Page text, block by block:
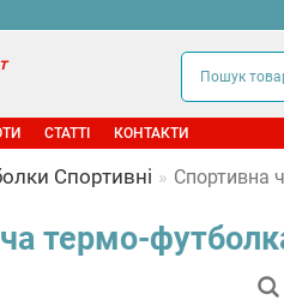
СТАТТІ КОНТАКТИ
Спортивні Спортивна
термо-